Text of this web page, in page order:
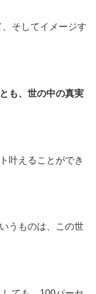
そしてイメージす
も、世の中の真実
叶えることができ
うものは、この世